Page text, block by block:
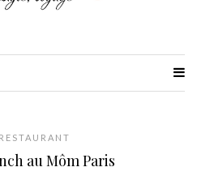
RESTAURANT
au Môm Paris